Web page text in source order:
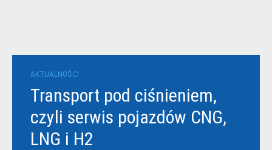
AKTUALNOŚCI
Transport pod ciśnieniem,
czyli serwis pojazdów CNG,
LNG i H2